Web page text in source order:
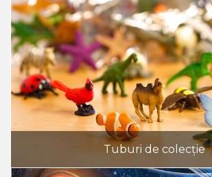
Tuburi de colecție